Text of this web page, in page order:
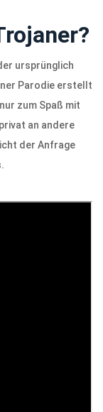
ursprünglich
Parodie erstellt
zum Spaß mit
an andere
der Anfrage